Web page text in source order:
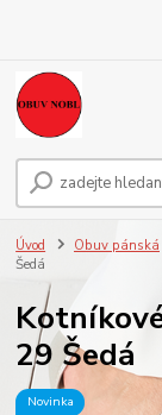
Úvod Obuv pánská
Šedá
29 Šedá
Novinka